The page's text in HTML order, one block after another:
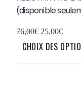
(disponible
76,00€ Le
initial
25,00€Le
actuel
CHOIX DES